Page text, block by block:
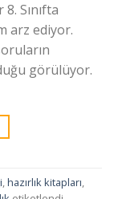
Sınıfta
arz ediyor.
görülüyor.
hazırlık kitapları